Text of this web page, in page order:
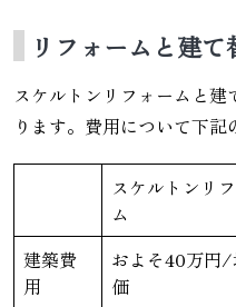
リフォームと建
スケルトンリフォームと
ります。費用について下記
スケルトンリ
ム
建築費
用
およそ40万円
価